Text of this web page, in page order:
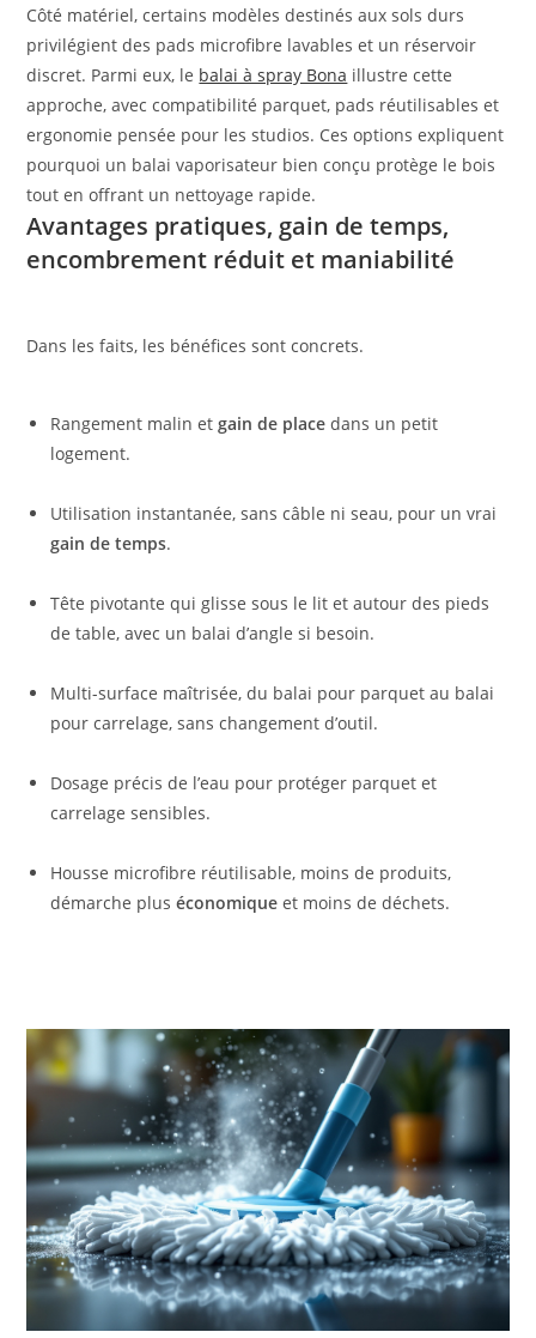
Côté matériel, certains modèles destinés aux sols durs
privilégient des pads microfibre lavables et un réservoir
discret. Parmi eux, le balai à spray Bona illustre cette
approche, avec compatibilité parquet, pads réutilisables et
ergonomie pensée pour les studios. Ces options expliquent
pourquoi un balai vaporisateur bien conçu protège le bois
tout en offrant un nettoyage rapide.
Avantages pratiques, gain de temps,
encombrement réduit et maniabilité
Dans les faits, les bénéfices sont concrets.
Rangement malin etgain de place dans un petit
logement.
Utilisation instantanée, sans câble ni seau, pour un vrai
gain de temps.
Tête pivotante qui glisse sous le lit et autour des pieds
de table, avec un balai d’angle si besoin.
Multi-surface maîtrisée, du balai pour parquet au balai
pour carrelage, sans changement d’outil.
Dosage précis de l’eau pour protéger parquet et
carrelage sensibles.
Housse microfibre réutilisable, moins de produits,
démarche pluséconomique et moins de déchets.